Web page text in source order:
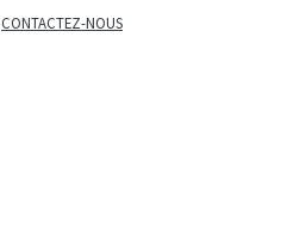
CONTACTEZ-NOUS